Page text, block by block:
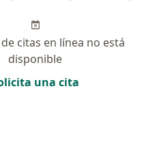
citas en línea no está
disponible
una cita